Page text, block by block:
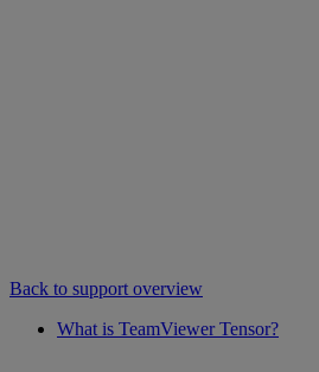
Back to support overview
What is TeamViewer Tensor?